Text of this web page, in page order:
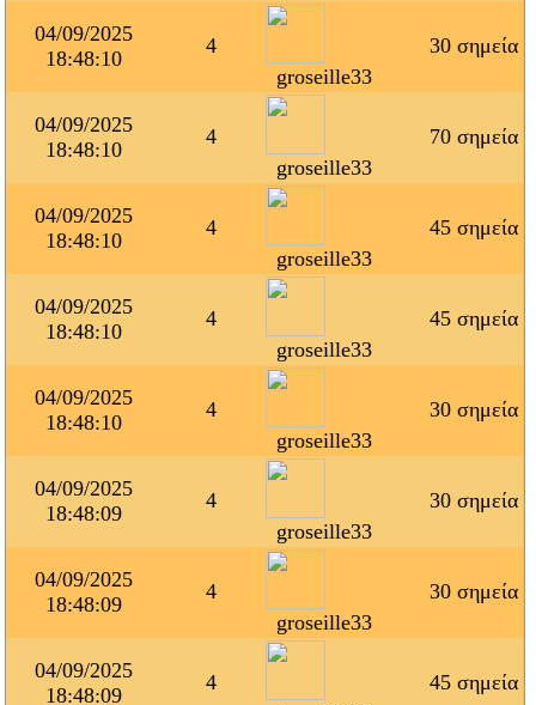
04/09/2025
18:48:10
4
groseille33
30 σημεία
04/09/2025
18:48:10
4
groseille33
70 σημεία
04/09/2025
18:48:10
4
groseille33
45 σημεία
04/09/2025
18:48:10
4
groseille33
45 σημεία
04/09/2025
18:48:10
4
groseille33
30 σημεία
04/09/2025
18:48:09
4
groseille33
30 σημεία
04/09/2025
18:48:09
4
groseille33
30 σημεία
04/09/2025
18:48:09
4
45 σημεία